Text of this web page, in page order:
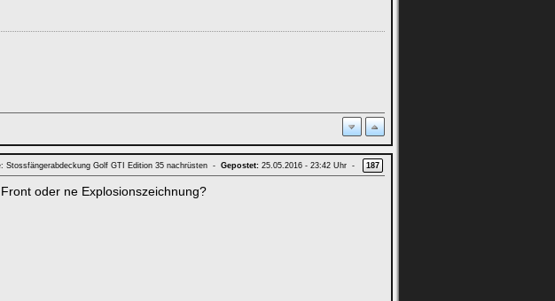
Stossfängerabdeckung Golf GTI Edition 35 nachrüsten - Gepostet: 25.05.2016 - 23:42 Uhr - 187
oder ne Explosionszeichnung?